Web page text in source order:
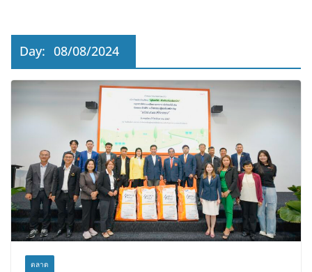
กระตุ้นเศรษฐกิจ
“เอกนิติ” เตือนบริษัทมหาชนที่ค้างชำระ
บัญชีอย่างถูกต้อง ระวังการนำส่งงบการ
เงินต่อ ก.ล.ต. โดยไม่แสดงภาระหนี้ตาม
ข้อเท็จจริง อาจเข้าข่ายรายงานข้อมูล
อันเป็นเท็จ
Day: 08/08/2024
ตลาด